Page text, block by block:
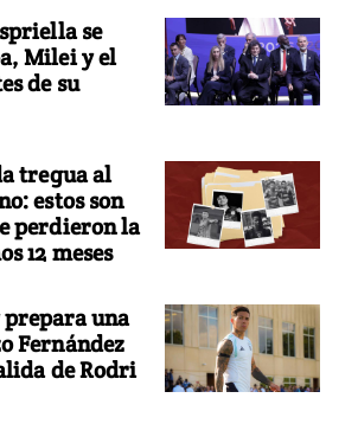
se
Milei y el
de su
tregua al
estos son
perdieron la
12 meses
una
Fernández
de Rodri